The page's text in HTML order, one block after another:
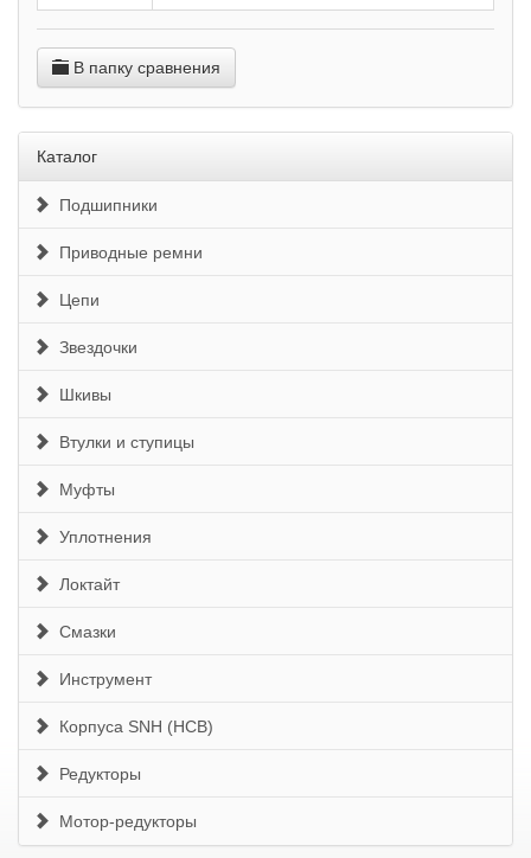
В папку сравнения
Каталог
Подшипники
Приводные ремни
Цепи
Звездочки
Шкивы
Втулки и ступицы
Муфты
Уплотнения
Локтайт
Смазки
Инструмент
Корпуса SNH (HCB)
Редукторы
Мотор-редукторы